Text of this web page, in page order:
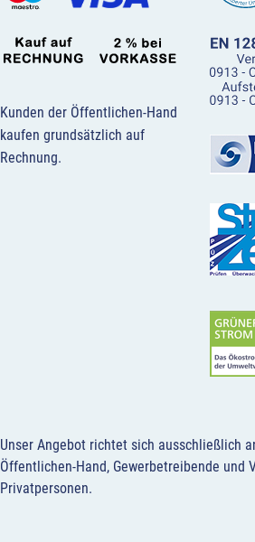
Kunden der Öffentlichen-Hand
kaufen grundsätzlich auf
Rechnung.
Unser Angebot richtet sich ausschließlich
Öffentlichen-Hand, Gewerbetreibende und
Privatpersonen.